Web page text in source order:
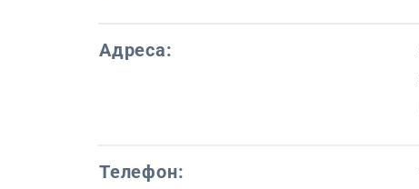
Адреса:
Телефон: